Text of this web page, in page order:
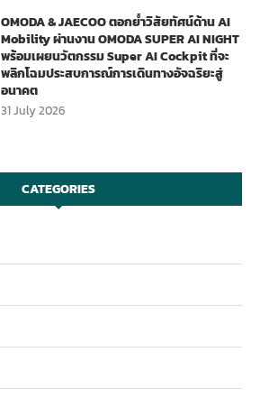
OMODA & JAECOO ตอกย้ำวิสัยทัศน์ด้าน AI
Mobility ผ่านงาน OMODA SUPER AI NIGHT
พร้อมเผยนวัตกรรม Super AI Cockpit ที่จะ
พลิกโฉมประสบการณ์การเดินทางอัจฉริยะสู่
อนาคต
31 July 2026
CATEGORIES